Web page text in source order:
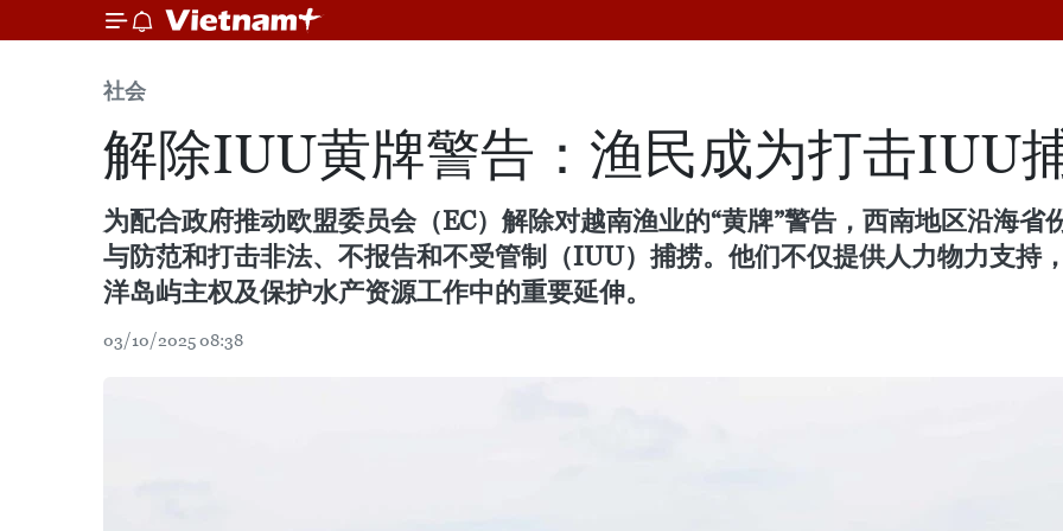
社会
解除IUU黄牌警告：渔民成为打击IUU
为配合政府推动欧盟委员会（EC）解除对越南渔业的“黄牌”警告，西南地区沿海
与防范和打击非法、不报告和不受管制（IUU）捕捞。他们不仅提供人力物力支持
洋岛屿主权及保护水产资源工作中的重要延伸。
03/10/2025 08:38